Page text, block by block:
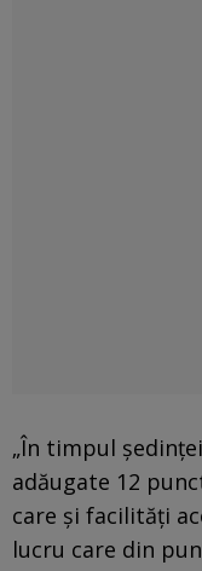
„În timpul
adăugate 12
care și facilități
lucru care din